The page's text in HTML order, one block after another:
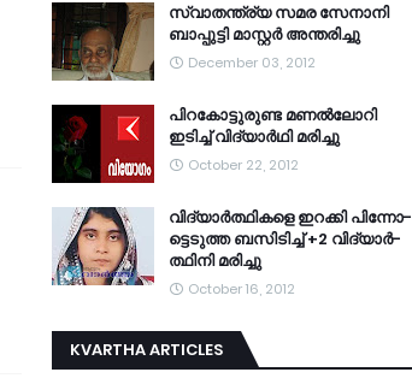
സ്വാതന്ത്ര്യ സമര സേനാനി
ബാപ്പുട്ടി മാസ്റ്റര്‍ അന്തരിച്ചു
December 03, 2012
പിറകോട്ടുരുണ്ട മണല്‍ലോറി
ഇടിച്ച് വിദ്യാര്‍ഥി മരിച്ചു
October 22, 2012
വി­ദ്യാര്‍­ത്ഥിക­ളെ ഇറ­ക്കി പി­ന്നോ­
ട്ടെ­ടുത്ത ബ­സി­ടി­ച്ച് +2 വി­ദ്യാര്‍­
ത്ഥിനി മ­രി­ച്ചു
October 16, 2012
KVARTHA ARTICLES